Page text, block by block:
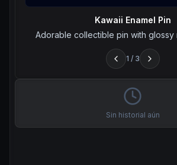
Kawaii Enamel Pin
Adorable collectible pin with glossy
1 / 3
Sin historial aún